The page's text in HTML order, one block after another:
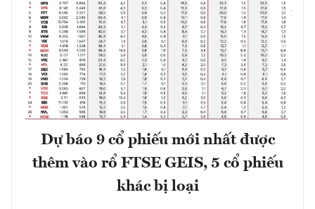
Dự báo 9 cổ phiếu mới nhất được
thêm vào rổ FTSE GEIS, 5 cổ phiếu
khác bị loại